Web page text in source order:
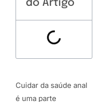
do Artigo
Cuidar da saúde anal
é uma parte